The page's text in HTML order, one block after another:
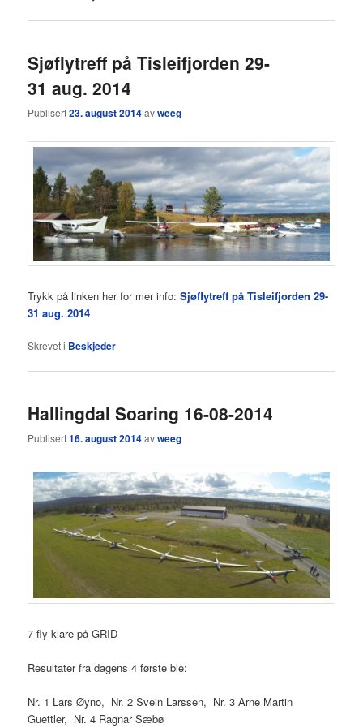
Sjøflytreff på Tisleifjorden 29-
31 aug. 2014
Publisert23. august 2014avweeg
Trykk på linken her for mer info:Sjøflytreff på Tisleifjorden 29-
31 aug. 2014
Skrevet i Beskjeder
Hallingdal Soaring 16-08-2014
Publisert16. august 2014avweeg
7 fly klare på GRID
Resultater fra dagens 4 første ble:
Nr. 1 Lars Øyno, Nr. 2 Svein Larssen, Nr. 3 Arne Martin
Guettler, Nr. 4 Ragnar Sæbø